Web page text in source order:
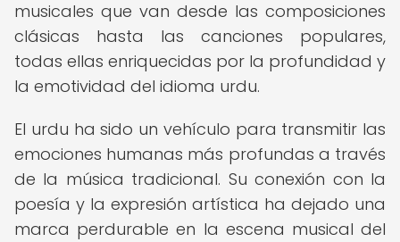
musicales que van desde las composiciones
clásicas hasta las canciones populares,
todas ellas enriquecidas por la profundidad y
la emotividad del idioma urdu.
El urdu ha sido un vehículo para transmitir las
emociones humanas más profundas a través
de la música tradicional. Su conexión con la
poesía y la expresión artística ha dejado una
marca perdurable en la escena musical del